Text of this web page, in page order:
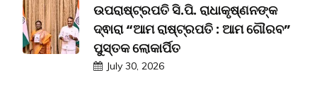
ଉପରାଷ୍ଟ୍ରପତି ସି.ପି. ରାଧାକୃଷ୍ଣନଙ୍କ
ଦ୍ଵାରା “ଆମ ରାଷ୍ଟ୍ରପତି : ଆମ ଗୌରବ”
ପୁସ୍ତକ ଲୋକାର୍ପିତ
July 30, 2026